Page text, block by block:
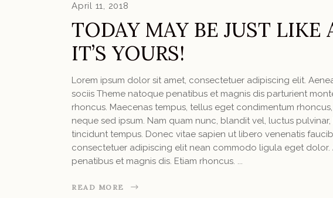
April 11, 2018
TODAY MAY BE JUST LIKE
IT’S YOURS!
Lorem ipsum dolor sit amet, consectetuer adipiscing elit.
sociis Theme natoque penatibus et magnis dis parturient
rhoncus. Maecenas tempus, tellus eget condimentum
neque sed ipsum. Nam quam nunc, blandit vel, luctus
tincidunt tempus. Donec vitae sapien ut libero venenatis
consectetuer adipiscing elit nean commodo ligula eget dolor.
penatibus et magnis dis. Etiam rhoncus.
READ MORE